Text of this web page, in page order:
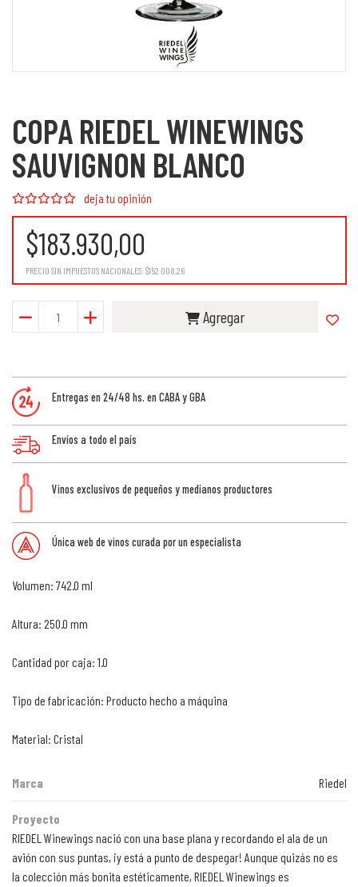
COPA RIEDEL WINEWINGS
SAUVIGNON BLANCO
deja tu opinión
$183.930,00
PRECIO SIN IMPUESTOS NACIONALES: $152.008,26
Agregar
Entregas en 24/48 hs. en CABA y GBA
Envíos a todo el país
Vinos exclusivos de pequeños y medianos productores
Única web de vinos curada por un especialista
Volumen: 742.0 ml
Altura: 250.0 mm
Cantidad por caja: 1.0
Tipo de fabricación: Producto hecho a máquina
Material: Cristal
Marca Riedel
Proyecto
RIEDEL Winewings nació con una base plana y recordando el ala de un
avión con sus puntas, ¡y está a punto de despegar! Aunque quizás no es
la colección más bonita estéticamente, RIEDEL Winewings es